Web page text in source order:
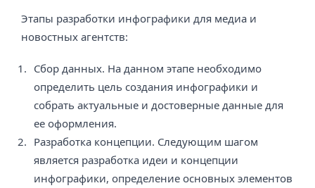
Этапы разработки инфографики для медиа и
новостных агентств:
Сбор данных. На данном этапе необходимо
определить цель создания инфографики и
собрать актуальные и достоверные данные для
ее оформления.
Разработка концепции. Следующим шагом
является разработка идеи и концепции
инфографики, определение основных элементов